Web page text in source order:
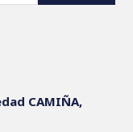
CAMIÑA,